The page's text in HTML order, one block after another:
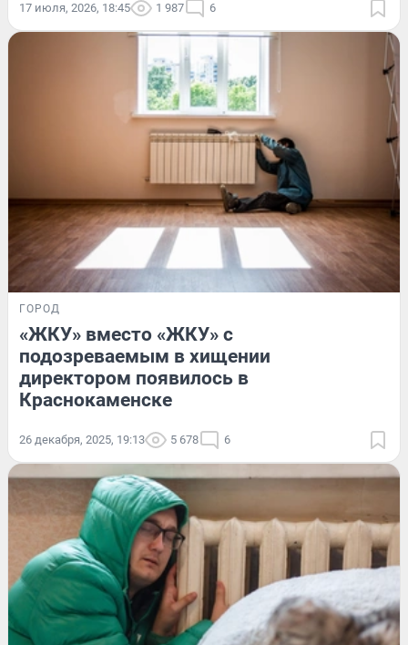
17 июля, 2026, 18:45 1 987 6
ГОРОД
«ЖКУ» вместо «ЖКУ» с
подозреваемым в хищении
директором появилось в
Краснокаменске
26 декабря, 2025, 19:13 5 678 6